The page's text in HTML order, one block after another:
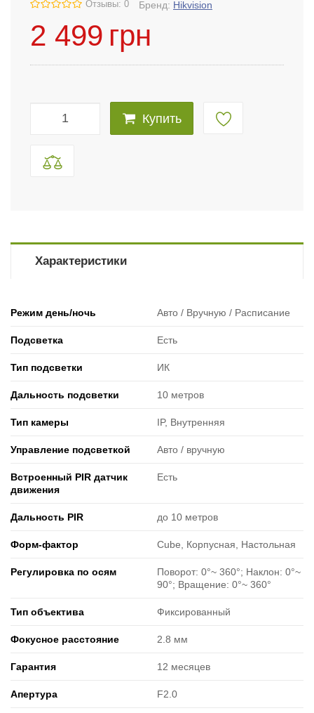
Отзывы: 0 Бренд: Hikvision
2 499 грн
Купить
Характеристики
Режим день/ночь Авто / Вручную / Расписание
Подсветка Есть
Тип подсветки ИК
Дальность подсветки 10 метров
Тип камеры IP, Внутренняя
Управление подсветкой Авто / вручную
Встроенный PIR датчик
движения
Есть
Дальность PIR до 10 метров
Форм-фактор Cube, Корпусная, Настольная
Регулировка по осям
Поворот: 0°~ 360°; Наклон: 0°~
90°; Вращение: 0°~ 360°
Тип объектива Фиксированный
Фокусное расстояние 2.8 мм
Гарантия 12 месяцев
Апертура F2.0